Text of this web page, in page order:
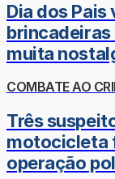
Dia dos
muita
COMBATE AO
Três
motocicleta
operação